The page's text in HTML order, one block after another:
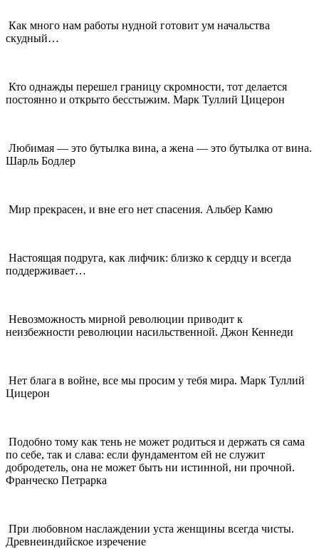
Как много нам работы нудной готовит ум начальства
скудный…
Кто однажды перешел границу скромности, тот делается
постоянно и открыто бесстыжим. Марк Туллий Цицерон
Любимая — это бутылка вина, а жена — это бутылка от вина.
Шарль Бодлер
Мир прекрасен, и вне его нет спасения. Альбер Камю
Настоящая подруга, как лифчик: близко к сердцу и всегда
поддерживает…
Невозможность мирной революции приводит к
неизбежности революции насильственной. Джон Кеннеди
Нет блага в войне, все мы просим у тебя мира. Марк Туллий
Цицерон
Подобно тому как тень не может родиться и держать ся сама
по себе, так и слава: если фундаментом ей не служит
добродетель, она не может быть ни истинной, ни прочной.
Франческо Петрарка
При любовном наслаждении уста женщины всегда чисты.
Древнеиндийское изречение